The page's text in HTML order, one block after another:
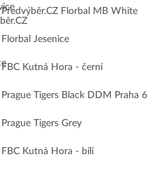
Předvýběr.CZ Florbal MB White
Florbal Jesenice
FBC Kutná Hora - černí
Prague Tigers Black DDM Praha 6
Prague Tigers Grey
FBC Kutná Hora - bílí